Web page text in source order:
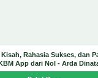
Kisah, Rahasia Sukses, dan
App dari Nol - Arda